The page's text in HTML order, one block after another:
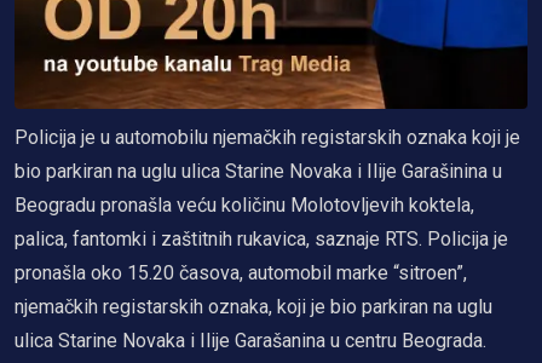
Policija je u automobilu njemačkih registarskih oznaka koji je
bio parkiran na uglu ulica Starine Novaka i Ilije Garašinina u
Beogradu pronašla veću količinu Molotovljevih koktela,
palica, fantomki i zaštitnih rukavica, saznaje RTS. Policija je
pronašla oko 15.20 časova, automobil marke “sitroen”,
njemačkih registarskih oznaka, koji je bio parkiran na uglu
ulica Starine Novaka i Ilije Garašanina u centru Beograda.